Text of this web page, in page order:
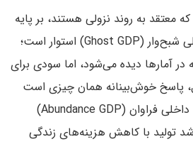
معتقد به روند نزولی هستند، بر پایه
مفهوم تولید ناخالص داخلی شبح‌وار (Ghost GDP) استوار است؛
آمارها دیده می‌شود، اما سودی برای
پاسخ خوش‌بینانه همان چیزی است
که ما آن را تولید ناخالص داخلی فراوان (Abundance GDP)
تولید با کاهش هزینه‌های زندگی